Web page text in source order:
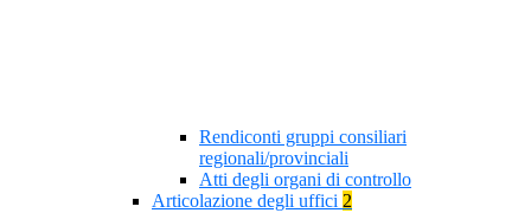
Rendiconti gruppi consiliari
regionali/provinciali
Atti degli organi di controllo
Articolazione degli uffici 2